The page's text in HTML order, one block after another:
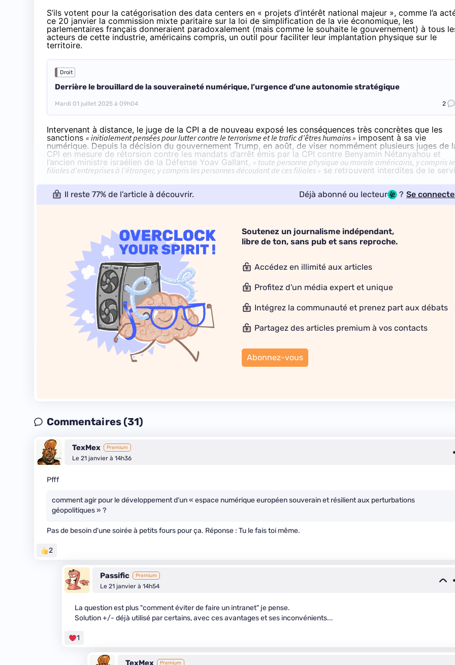
S’ils votent pour la catégorisation des data centers en « projets d’intérêt national majeur », comme l’a
ce 20 janvier la commission mixte paritaire sur la loi de simplification de la vie économique, les
parlementaires français donneraient paradoxalement (mais comme le souhaite le gouvernement) à tous
acteurs de cette industrie, américains compris, un outil pour faciliter leur implantation physique sur le
territoire.
Droit
Derrière le brouillard de la souveraineté numérique, l’urgence d’une autonomie stratégique
Mardi 01 juillet 2025 à 09h04 2
Intervenant à distance, le juge de la CPI a de nouveau exposé les conséquences très concrètes que les
sanctions « initialement pensées pour lutter contre le terrorisme et le trafic d’êtres humains » imposent à sa vie
numérique. Depuis la décision du gouvernement Trump, en août, de viser nommément plusieurs juges de
CPI en mesure de rétorsion contre les mandats d’arrêt émis par la CPI contre Benyamin Nétanyahou et
l’ancien ministre israélien de la Défense Yoav Gallant, « toute personne physique ou morale américains, y compris
filiales d’entreprises à l’étranger, y compris les personnes découlant de ces filiales » se retrouvent interdites de le
Il reste 77% de l'article à découvrir. Déjà abonné ou lecteur ? Se
Soutenez un journalisme indépendant,
libre de ton, sans pub et sans reproche.
Accédez en illimité aux articles
Profitez d'un média expert et unique
Intégrez la communauté et prenez part aux débats
Partagez des articles premium à vos contacts
Abonnez-vous
Commentaires (31)
TexMex Premium
Le 21 janvier à 14h36
Pfff
comment agir pour le développement d’un « espace numérique européen souverain et résilient aux perturbations
géopolitiques » ?
Pas de besoin d'une soirée à petits fours pour ça. Réponse : Tu le fais toi même.
2
Passific Premium
Le 21 janvier à 14h54
La question est plus "comment éviter de faire un intranet" je pense.
Solution +/- déjà utilisé par certains, avec ces avantages et ses inconvénients...
1
TexMex Premium